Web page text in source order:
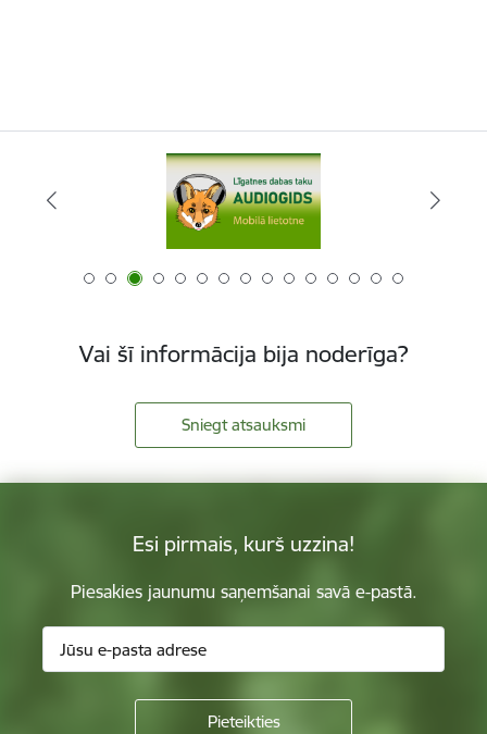
Vai šī informācija bija noderīga?
Sniegt atsauksmi
Esi pirmais, kurš uzzina!
Piesakies jaunumu saņemšanai savā e-pastā.